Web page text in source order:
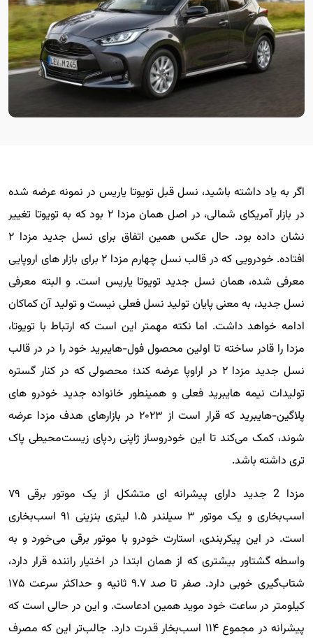
اگر به یاد داشته باشید، نسل قبل تویوتا یاریس در نمونه عرضه شده
در بازار آمریکای شمالی، در اصل همان مزدا ۲ بود که به تویوتا تغییر
نشان داده بود. حال عکس همین اتفاق برای نسل جدید مزدا ۲
افتاده. خودرویی که در قالب نسل چهارم مزدا ۲ برای بازار های اروپایی
معرفی شده، همان نسل جدید تویوتا یاریس است. و البته معرفی
نسل جدید، به معنی پایان تولید نسل فعلی نیست و تولید آن کماکان
ادامه خواهد داشت. اما نکته مهمتر این است که ارتباط با تویوتا،
مزدا را قادر ساخته تا اولین محصول فول-هایبرید خود را در در قالب
نسل جدید مزدا ۲ در اراوپا عرضه کند؛ محصولی که در کنار گستره
تولیدات نیمه هایبرید فعلی و همینطور خانواده جدید خودرو های
پلاگین-هایبرید که قرار است از ۲۰۲۳ در بازارهای هدف مزدا عرضه
شوند، کمک می‌کند تا این خودروساز ژاپنی ردپای زیست‌محیطی پاک
تری داشته باشد.
مزدا 2 جدید دارای پیشرانه ای متشکل از یک موتور برقی ۷۹
اسب‌بخاری و یک موتور ۳ سیلندر ۱.۵ لیتری بنزینی ۹۱ اسب‌بخاری
است. در این پیکربندی، استارت خودرو با موتور برقی می‌خورد و به
واسطه گشتاور بیشتری که از همان ابتدا در اختیار راننده قرار دارد،
شتاب‌گیری خوبی دارد. صفر تا صد ۹.۷ ثانیه و حداکثر سرعت ۱۷۵
کیلومتر در ساعت خود موید همین ادعاست. و این در حالی است که
پیشرانه در مجموع ۱۱۴ اسب‌بخار قدرت دارد. جالب‌تر این که مصرف